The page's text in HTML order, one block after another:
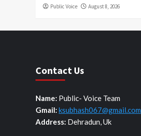
Public Voice August 8, 2026
Contact Us
Name: Public- Voice Team
Gmail: ksubhash067@gmail.com
Address: Dehradun, Uk